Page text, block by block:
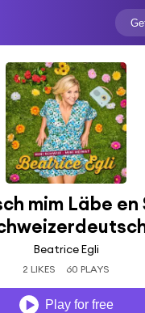
mim Läbe en
Beatrice Egli
2 LIKES 60 PLAYS
Play for free